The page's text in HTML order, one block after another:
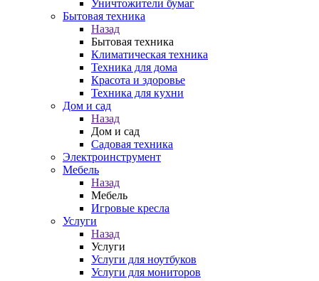
Уничтожители бумаг
Бытовая техника
Назад
Бытовая техника
Климатическая техника
Техника для дома
Красота и здоровье
Техника для кухни
Дом и сад
Назад
Дом и сад
Садовая техника
Электроинструмент
Мебель
Назад
Мебель
Игровые кресла
Услуги
Назад
Услуги
Услуги для ноутбуков
Услуги для мониторов